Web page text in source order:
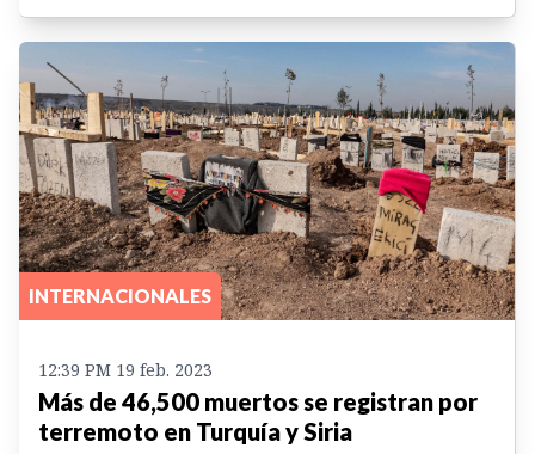
INTERNACIONALES
12:39 PM 19 feb. 2023
Más de 46,500 muertos se registran por
terremoto en Turquía y Siria